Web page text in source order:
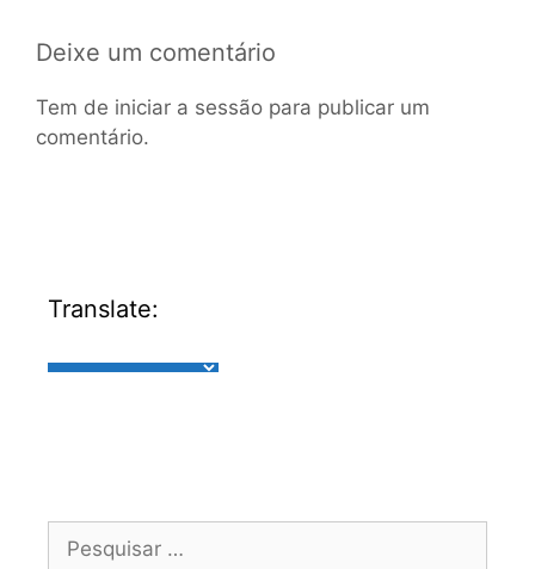
Deixe um comentário
Tem de iniciar a sessão para publicar um
comentário.
Translate: